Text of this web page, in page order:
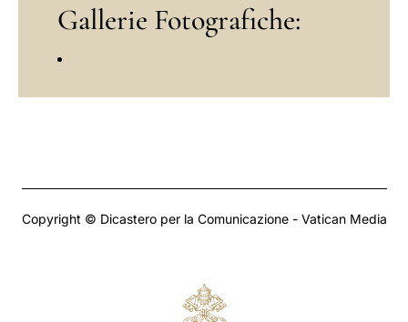
Gallerie Fotografiche:
Copyright © Dicastero per la Comunicazione - Vatican Media